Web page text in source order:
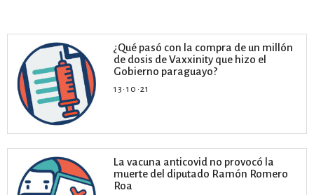
¿Qué pasó con la compra de un millón
de dosis de Vaxxinity que hizo el
Gobierno paraguayo?
13·10·21
La vacuna anticovid no provocó la
muerte del diputado Ramón Romero
Roa